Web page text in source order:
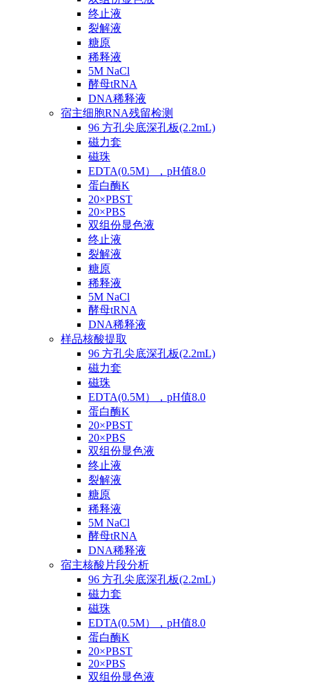
终止液
裂解液
糖原
稀释液
5M NaCl
酵母tRNA
DNA稀释液
宿主细胞RNA残留检测
96 方孔尖底深孔板(2.2mL)
磁力套
磁珠
EDTA(0.5M），pH值8.0
蛋白酶K
20×PBST
20×PBS
双组份显色液
终止液
裂解液
糖原
稀释液
5M NaCl
酵母tRNA
DNA稀释液
样品核酸提取
96 方孔尖底深孔板(2.2mL)
磁力套
磁珠
EDTA(0.5M），pH值8.0
蛋白酶K
20×PBST
20×PBS
双组份显色液
终止液
裂解液
糖原
稀释液
5M NaCl
酵母tRNA
DNA稀释液
宿主核酸片段分析
96 方孔尖底深孔板(2.2mL)
磁力套
磁珠
EDTA(0.5M），pH值8.0
蛋白酶K
20×PBST
20×PBS
双组份显色液